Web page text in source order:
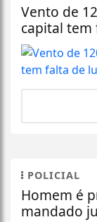
Vento de
capital tem
POLICIAL
Homem é
mandado